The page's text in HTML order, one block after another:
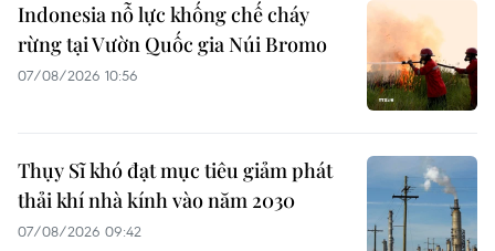
Indonesia nỗ lực khống chế cháy
rừng tại Vườn Quốc gia Núi Bromo
07/08/2026 10:56
Thụy Sĩ khó đạt mục tiêu giảm phát
thải khí nhà kính vào năm 2030
07/08/2026 09:42